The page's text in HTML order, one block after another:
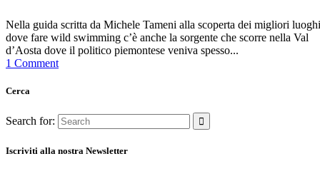
Nella guida scritta da Michele Tameni alla scoperta dei migliori luoghi
dove fare wild swimming c’è anche la sorgente che scorre nella Val
d’Aosta dove il politico piemontese veniva spesso...
1 Comment
Cerca
Search for:
Iscriviti alla nostra Newsletter